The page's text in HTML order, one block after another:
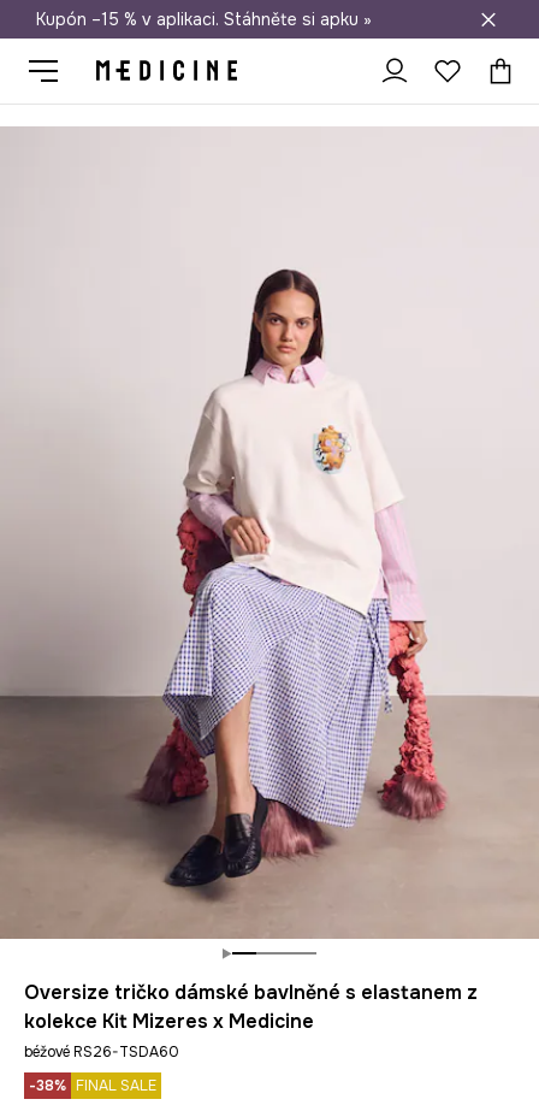
Doprava zdarma při nákupu nad 1 200 Kč
Kupón –15 % v aplikaci. Stáhněte si apku »
Oversize tričko dámské bavlněné s elastanem z
kolekce Kit Mizeres x Medicine
béžové RS26-TSDA60
-38% FINAL SALE